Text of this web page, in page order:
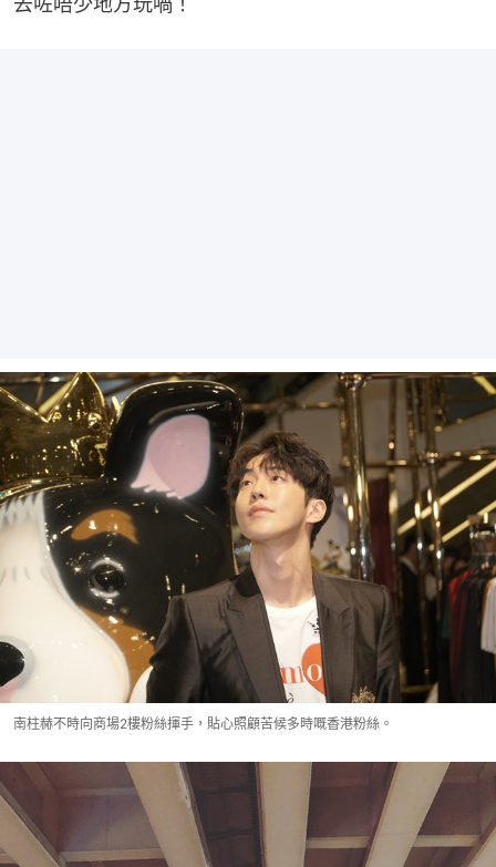
南柱赫不時向商場2樓粉絲揮手，貼心照顧苦候多時嘅香港粉絲。